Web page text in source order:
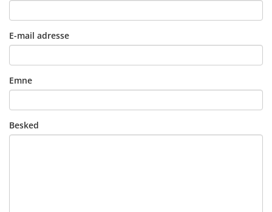
E-mail adresse
Emne
Besked